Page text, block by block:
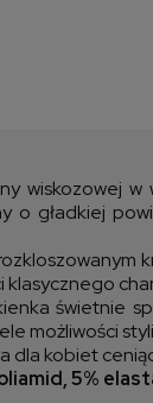
wiskozowej
o gładkiej
klasycznego
świetnie
możliwości
kobiet
5%